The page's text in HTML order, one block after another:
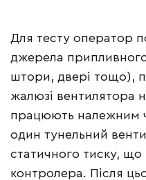
Для тесту оператор
джерела
штори, двері тощо),
жалюзі вентилятора
працюють належним
один тунельний
статичного тиску, що
контролера. Після